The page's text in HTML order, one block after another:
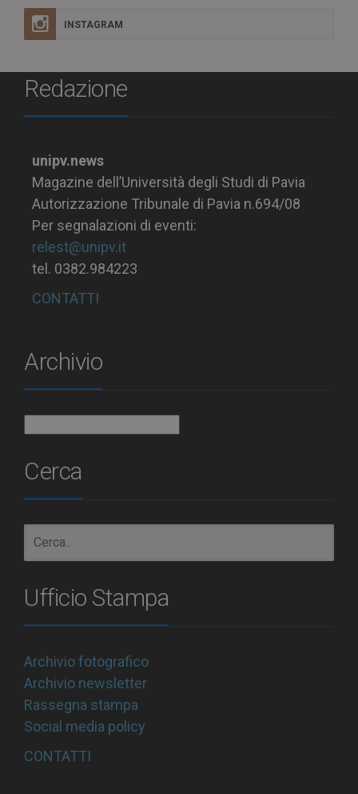
INSTAGRAM
Redazione
unipv.news
Magazine dell’Università degli Studi di Pavia
Autorizzazione Tribunale di Pavia n.694/08
Per segnalazioni di eventi:
relest@unipv.it
tel. 0382.984223
CONTATTI
Archivio
Cerca
Ufficio Stampa
Archivio fotografico
Archivio newsletter
Rassegna stampa
Social media policy
CONTATTI